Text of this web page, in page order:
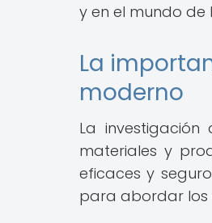
y en el mundo
La
moderno
La
materiales y
eficaces y
para abordar los